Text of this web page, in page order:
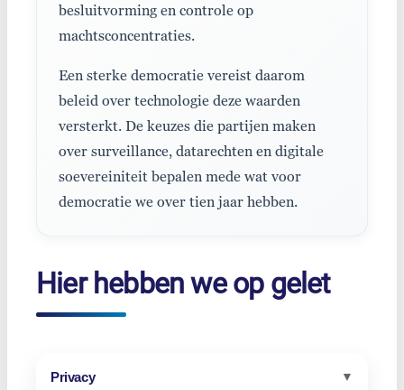
besluitvorming en controle op
machtsconcentraties.
Een sterke democratie vereist daarom
beleid over technologie deze waarden
versterkt. De keuzes die partijen maken
over surveillance, datarechten en digitale
soevereiniteit bepalen mede wat voor
democratie we over tien jaar hebben.
Hier hebben we op gelet
Privacy ▼